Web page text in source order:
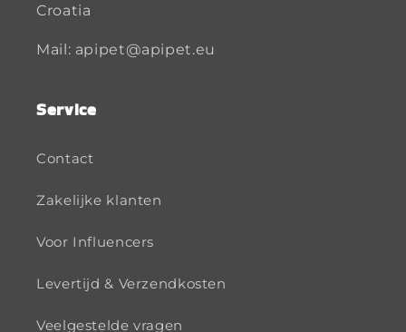
Croatia
Mail: apipet@apipet.eu
Service
Contact
Zakelijke klanten
Voor Influencers
Levertijd & Verzendkosten
Veelgestelde vragen